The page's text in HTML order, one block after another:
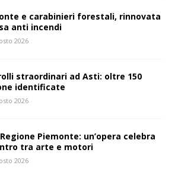
e carabinieri forestali, rinnovata
anti incendi
2026
straordinari ad Asti: oltre 150
identificate
2026
Piemonte: un’opera celebra
tra arte e motori
2026